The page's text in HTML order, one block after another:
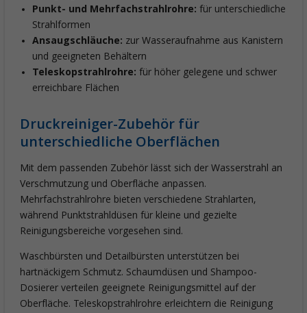
Punkt- und Mehrfachstrahlrohre: für unterschiedliche
Strahlformen
Ansaugschläuche: zur Wasseraufnahme aus Kanistern
und geeigneten Behältern
Teleskopstrahlrohre: für höher gelegene und schwer
erreichbare Flächen
Druckreiniger-Zubehör für
unterschiedliche Oberflächen
Mit dem passenden Zubehör lässt sich der Wasserstrahl an
Verschmutzung und Oberfläche anpassen.
Mehrfachstrahlrohre bieten verschiedene Strahlarten,
während Punktstrahldüsen für kleine und gezielte
Reinigungsbereiche vorgesehen sind.
Waschbürsten und Detailbürsten unterstützen bei
hartnäckigem Schmutz. Schaumdüsen und Shampoo-
Dosierer verteilen geeignete Reinigungsmittel auf der
Oberfläche. Teleskopstrahlrohre erleichtern die Reinigung